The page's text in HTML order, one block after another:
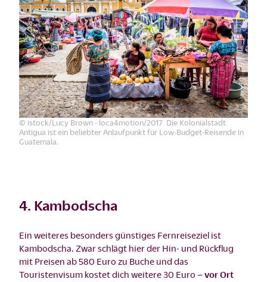
© istock/Lucy Brown - loca4motion/2017 Die Kolonialstadt
Antigua ist ein beliebter Anlaufpunkt für Low-Budget-Reisende in
Guatemala.
4. Kambodscha
Ein weiteres besonders günstiges Fernreiseziel ist
Kambodscha. Zwar schlägt hier der Hin- und Rückflug
mit Preisen ab 580 Euro zu Buche und das
Touristenvisum kostet dich weitere 30 Euro –vor Ort